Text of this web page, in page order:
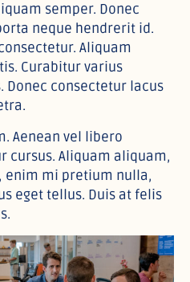
semper. Donec
neque hendrerit id.
Aliquam
Curabitur varius
consectetur lacus
Aenean vel libero
cursus. Aliquam aliquam,
enim mi pretium nulla,
eget tellus. Duis at felis